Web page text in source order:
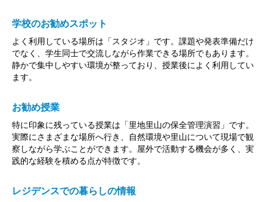
学校のお勧めスポット
よく利用している場所は「スタジオ」です。課題や発表準備だけ
でなく、学生同士で交流しながら作業できる場所でもあります。
静かで集中しやすい環境が整っており、授業後によく利用してい
ます。
お勧め授業
特に印象に残っている授業は「里地里山の保全管理演習」です。
実際にさまざまな場所へ行き、自然環境や里山について現場で観
察しながら学ぶことができます。屋外で活動する機会が多く、実
践的な経験を積める点が特徴です。
レジデンスでの暮らしの情報